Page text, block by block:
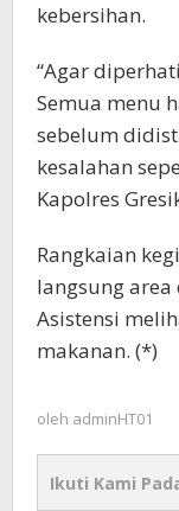
kebersihan.
“Agar
Semua menu
sebelum
kesalahan
Kapolres
Rangkaian
langsung area
Asistensi
makanan. (*)
oleh adminHT01
Ikuti Kami